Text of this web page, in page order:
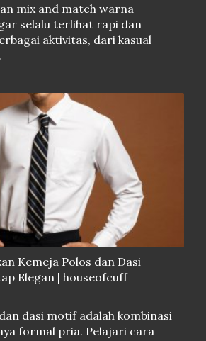
mix and match warna
selalu terlihat rapi dan
aktivitas, dari kasual
Kemeja Polos dan Dasi
Elegan | houseofcuff
dasi motif adalah kombinasi
formal pria. Pelajari cara